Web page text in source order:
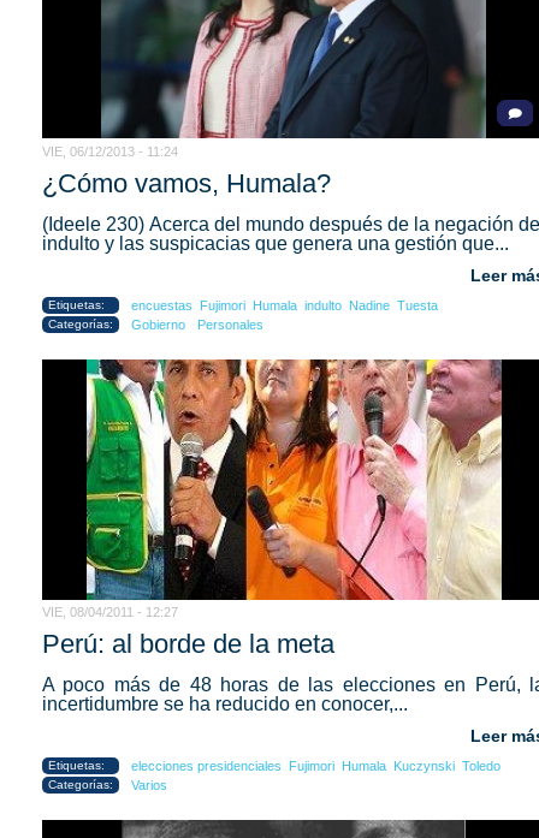
VIE, 06/12/2013 - 11:24
¿Cómo vamos, Humala?
(Ideele 230) Acerca del mundo después de la negación
indulto y las suspicacias que genera una gestión que...
Leer
Etiquetas: encuestas Fujimori Humala indulto Nadine Tuesta
Categorías: Gobierno Personales
VIE, 08/04/2011 - 12:27
Perú: al borde de la meta
A poco más de 48 horas de las elecciones en Perú,
incertidumbre se ha reducido en conocer,...
Leer
Etiquetas: elecciones presidenciales Fujimori Humala Kuczynski Toledo
Categorías: Varios